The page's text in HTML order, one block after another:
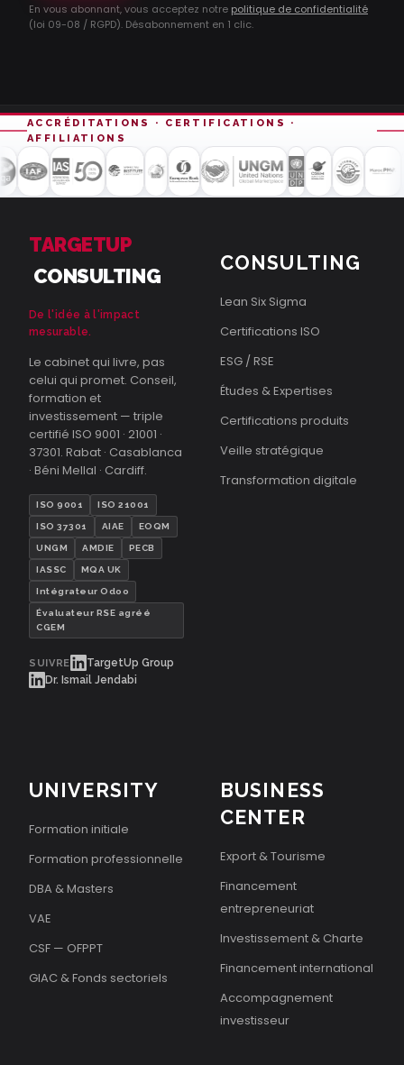
En vous abonnant, vous acceptez notre politique de confidentialité
(loi 09-08 / RGPD). Désabonnement en 1 clic.
ACCRÉDITATIONS · CERTIFICATIONS ·
AFFILIATIONS
TARGETUP
CONSULTING
De l'idée à l'impact
mesurable.
Le cabinet qui livre, pas
celui qui promet. Conseil,
formation et
investissement — triple
certifié ISO 9001 · 21001 ·
37301. Rabat · Casablanca
· Béni Mellal · Cardiff.
ISO 9001 ISO 21001
ISO 37301 AIAE EOQM
UNGM AMDIE PECB
IASSC MQA UK
Intégrateur Odoo
Évaluateur RSE agréé
CGEM
SUIVRE
TargetUp Group
Dr. Ismail Jendabi
CONSULTING
Lean Six Sigma
Certifications ISO
ESG / RSE
Études & Expertises
Certifications produits
Veille stratégique
Transformation digitale
UNIVERSITY
Formation initiale
Formation professionnelle
DBA & Masters
VAE
CSF — OFPPT
GIAC & Fonds sectoriels
BUSINESS
CENTER
Export & Tourisme
Financement
entrepreneuriat
Investissement & Charte
Financement international
Accompagnement
investisseur